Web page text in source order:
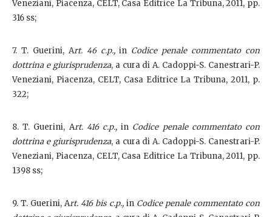
Veneziani, Piacenza, CELT, Casa Editrice La Tribuna, 2011, pp.
316 ss;
7. T. Guerini, Art. 46 c.p.,in Codice penale commentato con
dottrina e giurisprudenza, a cura di A. Cadoppi-S. Canestrari-P.
Veneziani, Piacenza, CELT, Casa Editrice La Tribuna, 2011, p.
322;
8. T. Guerini, Art. 416 c.p.,in Codice penale commentato con
dottrina e giurisprudenza, a cura di A. Cadoppi-S. Canestrari-P.
Veneziani, Piacenza, CELT, Casa Editrice La Tribuna, 2011, pp.
1398 ss;
9. T. Guerini, Art. 416 bis c.p., in Codice penale commentato con